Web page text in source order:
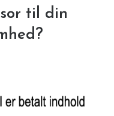
til din